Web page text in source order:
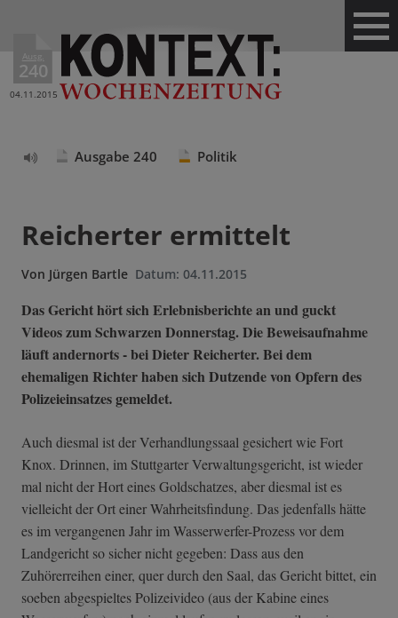
Ausg.
240
04.11.2015
Ausgabe 240 Politik
Reicherter ermittelt
Von Jürgen Bartle Datum: 04.11.2015
Das Gericht hört sich Erlebnisberichte an und guckt
Videos zum Schwarzen Donnerstag. Die Beweisaufnahme
läuft andernorts - bei Dieter Reicherter. Bei dem
ehemaligen Richter haben sich Dutzende von Opfern des
Polizeieinsatzes gemeldet.
Auch diesmal ist der Verhandlungssaal gesichert wie Fort
Knox. Drinnen, im Stuttgarter Verwaltungsgericht, ist wieder
mal nicht der Hort eines Goldschatzes, aber diesmal ist es
vielleicht der Ort einer Wahrheitsfindung. Das jedenfalls hätte
es im vergangenen Jahr im Wasserwerfer-Prozess vor dem
Landgericht so sicher nicht gegeben: Dass aus den
Zuhörerreihen einer, quer durch den Saal, das Gericht bittet, ein
soeben abgespieltes Polizeivideo (aus der Kabine eines